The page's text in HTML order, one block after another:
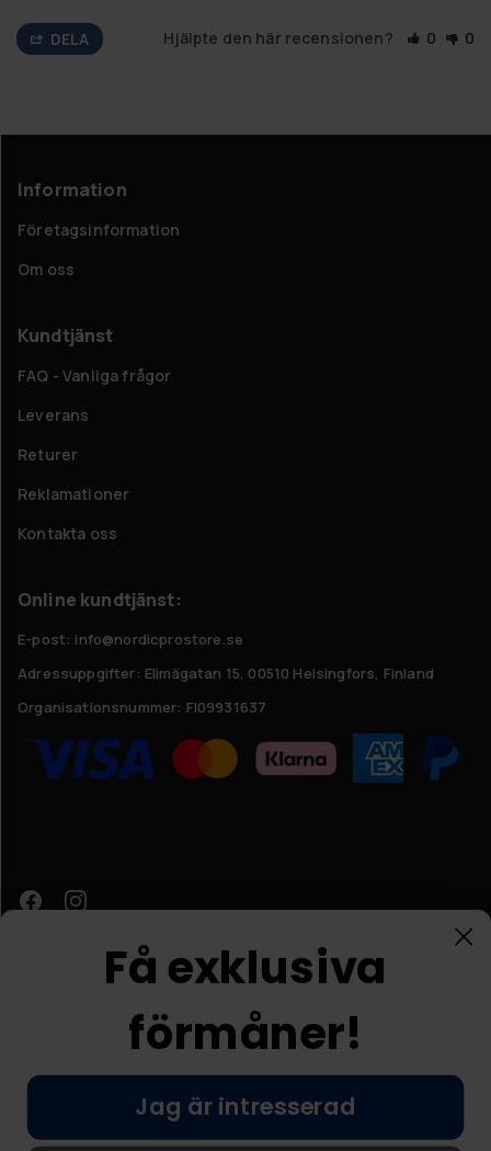
DELA Hjälpte den här recensionen? 0 0
Information
Företagsinformation
Om oss
Kundtjänst
FAQ - Vanliga frågor
Leverans
Returer
Reklamationer
Kontakta oss
Online kundtjänst:
E-post: info@nordicprostore.se
Adressuppgifter: Elimägatan 15, 00510 Helsingfors, Finland
Organisationsnummer: FI09931637
© Nordic Prostore 2026
Allmänna villkor
Få exklusiva
förmåner!
Jag är intresserad